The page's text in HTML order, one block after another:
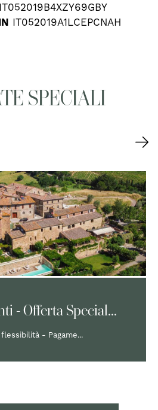
IT052019B4XZY69GBY
IT052019A1LCEPCNAH
SPECIALI
- Offerta Special...
flessibilità - Pagame...